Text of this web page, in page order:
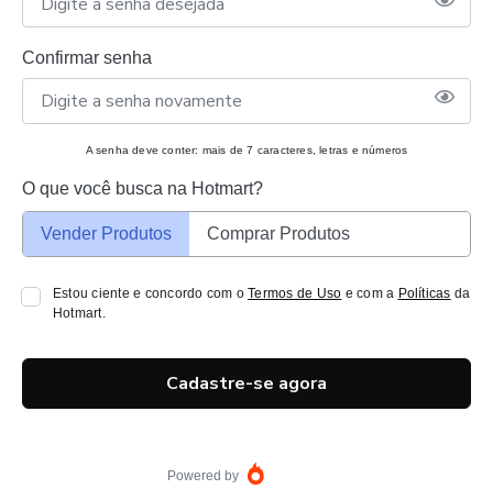
Confirmar senha
A senha deve conter: mais de 7 caracteres, letras e números
O que você busca na Hotmart?
Vender Produtos Comprar Produtos
Estou ciente e concordo com oTermos de Uso e com a Políticas da
Hotmart.
Cadastre-se agora
Powered by